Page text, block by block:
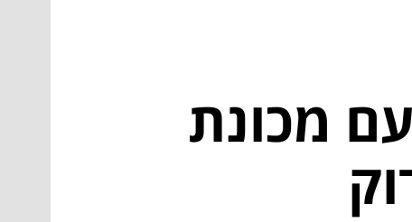
עם מכונת